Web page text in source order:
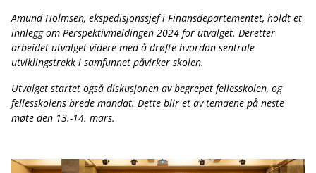
Amund Holmsen, ekspedisjonssjef i Finansdepartementet, holdt et
innlegg om Perspektivmeldingen 2024 for utvalget. Deretter
arbeidet utvalget videre med å drøfte hvordan sentrale
utviklingstrekk i samfunnet påvirker skolen.
Utvalget startet også diskusjonen av begrepet fellesskolen, og
fellesskolens brede mandat. Dette blir et av temaene på neste
møte den 13.-14. mars.